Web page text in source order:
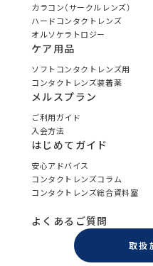
カラコン（サークルレンズ）
ハードコンタクトレンズ
オルソケラトロジー
ケア用品
ソフトコンタクトレンズ用
コンタクトレンズ装着薬
メルスプラン
ご利用ガイド
入会方法
はじめてガイド
安心アドバイス
コンタクトレンズコラム
コンタクトレンズ総合資料室
よくあるご質問
取扱